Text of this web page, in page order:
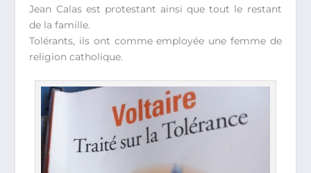
Jean Calas est protestant ainsi que tout le restant
de la famille.
Tolérants, ils ont comme employée une femme de
religion catholique.